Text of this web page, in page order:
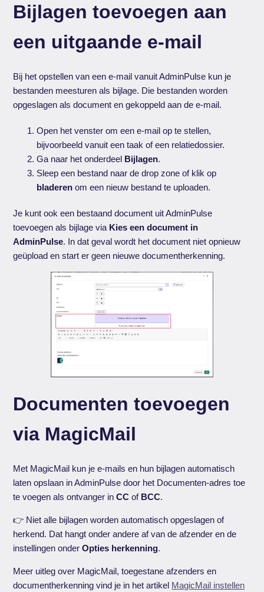
Bijlagen toevoegen aan
een uitgaande e-mail
Bij het opstellen van een e-mail vanuit AdminPulse kun je
bestanden meesturen als bijlage. Die bestanden worden
opgeslagen als document en gekoppeld aan de e-mail.
Open het venster om een e-mail op te stellen,
bijvoorbeeld vanuit een taak of een relatiedossier.
Ga naar het onderdeel Bijlagen.
Sleep een bestand naar de drop zone of klik op
bladeren om een nieuw bestand te uploaden.
Je kunt ook een bestaand document uit AdminPulse
toevoegen als bijlage via Kies een document in
AdminPulse. In dat geval wordt het document niet opnieuw
geüpload en start er geen nieuwe documentherkenning.
Documenten toevoegen
via MagicMail
Met MagicMail kun je e-mails en hun bijlagen automatisch
laten opslaan in AdminPulse door het Documenten-adres toe
te voegen als ontvanger inCC of BCC.
👉 Niet alle bijlagen worden automatisch opgeslagen of
herkend. Dat hangt onder andere af van de afzender en de
instellingen onderOpties herkenning.
Meer uitleg over MagicMail, toegestane afzenders en
documentherkenning vind je in het artikel MagicMail instellen